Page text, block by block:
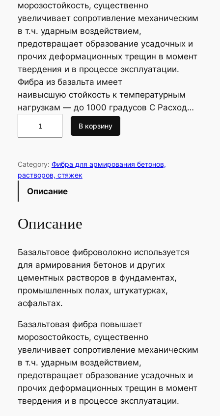
морозостойкость, существенно
увеличивает сопротивление механическим
в т.ч. ударным воздействием,
предотвращает образование усадочных и
прочих деформационных трещин в момент
твердения и в процессе эксплуатации.
Фибра из базальта имеет
наивысшую стойкость к температурным
нагрузкам — до 1000 градусов С Расход…
е
в
т
Ф
и
б
р
о
в
о
В корзину
Category: Фибра для армирования бетонов,
растворов, стяжек
Описание
Описание
Базальтовое фиброволокно используется
для армирования бетонов и других
цементных растворов в фундаментах,
промышленных полах, штукатурках,
асфальтах.
Базальтовая фибра повышает
морозостойкость, существенно
увеличивает сопротивление механическим
в т.ч. ударным воздействием,
предотвращает образование усадочных и
прочих деформационных трещин в момент
твердения и в процессе эксплуатации.